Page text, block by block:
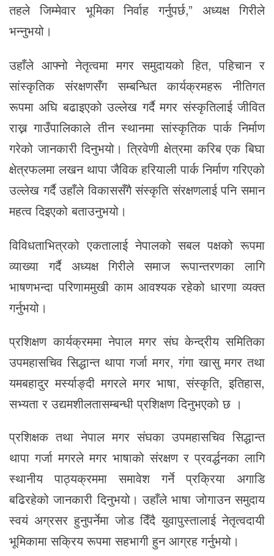
तहले जिम्मेवार भूमिका निर्वाह गर्नुपर्छ,” अध्यक्ष गिरीले
भन्नुभयो।
उहाँले आफ्नो नेतृत्वमा मगर समुदायको हित, पहिचान र
सांस्कृतिक संरक्षणसँग सम्बन्धित कार्यक्रमहरू नीतिगत
रूपमा अघि बढाइएको उल्लेख गर्दै मगर संस्कृतिलाई जीवित
राख्न गाउँपालिकाले तीन स्थानमा सांस्कृतिक पार्क निर्माण
गरेको जानकारी दिनुभयो। त्रिवेणी क्षेत्रमा करिब एक बिघा
क्षेत्रफलमा लखन थापा जैविक हरियाली पार्क निर्माण गरिएको
उल्लेख गर्दै उहाँले विकाससँगै संस्कृति संरक्षणलाई पनि समान
महत्व दिइएको बताउनुभयो।
विविधताभित्रको एकतालाई नेपालको सबल पक्षको रूपमा
व्याख्या गर्दै अध्यक्ष गिरीले समाज रूपान्तरणका लागि
भाषणभन्दा परिणाममुखी काम आवश्यक रहेको धारणा व्यक्त
गर्नुभयो।
प्रशिक्षण कार्यक्रममा नेपाल मगर संघ केन्द्रीय समितिका
उपमहासचिव सिद्धान्त थापा गर्जा मगर, गंगा खासु मगर तथा
यमबहादुर मर्स्याङ्दी मगरले मगर भाषा, संस्कृति, इतिहास,
सभ्यता र उद्यमशीलतासम्बन्धी प्रशिक्षण दिनुभएको छ ।
प्रशिक्षक तथा नेपाल मगर संघका उपमहासचिव सिद्धान्त
थापा गर्जा मगरले मगर भाषाको संरक्षण र प्रवर्द्धनका लागि
स्थानीय पाठ्यक्रममा समावेश गर्ने प्रक्रिया अगाडि
बढिरहेको जानकारी दिनुभयो। उहाँले भाषा जोगाउन समुदाय
स्वयं अग्रसर हुनुपर्नेमा जोड दिँदै युवापुस्तालाई नेतृत्वदायी
भूमिकामा सक्रिय रूपमा सहभागी हुन आग्रह गर्नुभयो।